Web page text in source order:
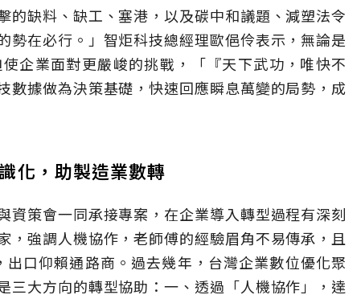
的缺料、缺工、塞港，以及碳中和議題、減塑法令
勢在必行。」智炬科技總經理歐俋伶表示，無論是
企業面對更嚴峻的挑戰，「『天下武功，唯快不
數據做為決策基礎，快速回應瞬息萬變的局勢，成
化，助製造業數轉
資策會一同承接專案，在企業導入轉型過程有深刻
，強調人機協作，老師傅的經驗眉角不易傳承，且
口仰賴通路商。過去幾年，台灣企業數位優化聚
三大方向的轉型協助：一、透過「人機協作」，達